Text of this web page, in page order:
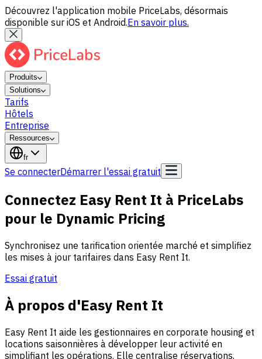
Découvrez l'application mobile PriceLabs, désormais
disponible sur iOS et Android.En savoir plus.
Produits
Solutions
Tarifs
Hôtels
Entreprise
Ressources
fr
Se connecterDémarrer l'essai gratuit
Connectez Easy Rent It à PriceLabs
pour le Dynamic Pricing
Synchronisez une tarification orientée marché et simplifiez
les mises à jour tarifaires dans Easy Rent It.
Essai gratuit
À propos d'Easy Rent It
Easy Rent It aide les gestionnaires en corporate housing et
locations saisonnières à développer leur activité en
simplifiant les opérations. Elle centralise réservations,